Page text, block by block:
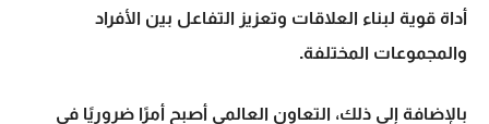
أداة قوية لبناء العلاقات وتعزيز التفاعل بين الأفراد
والمجموعات المختلفة.
بالإضافة إلى ذلك، التعاون العالمي أصبح أمرًا ضروريًا في